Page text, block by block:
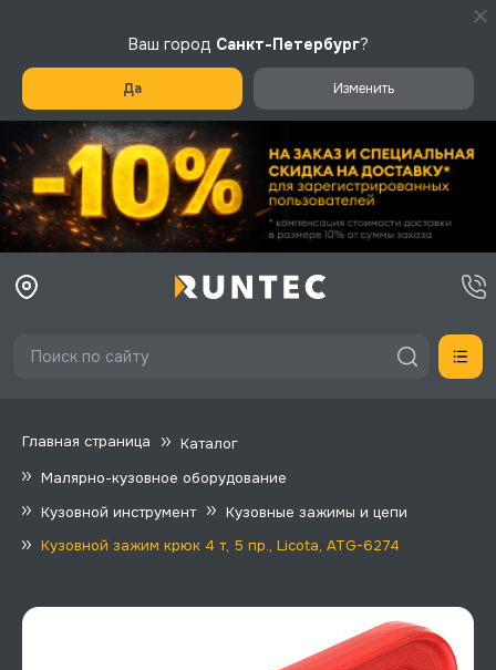
Ваш город Санкт-Петербург?
Да Изменить
Главная страница
Каталог
Малярно-кузовное оборудование
Кузовной инструмент
Кузовные зажимы и цепи
Кузовной зажим крюк 4 т, 5 пр., Licota, ATG-6274